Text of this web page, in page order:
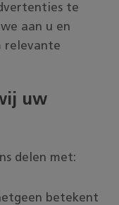
te
aan u en
relevante
uw
delen met:
betekent